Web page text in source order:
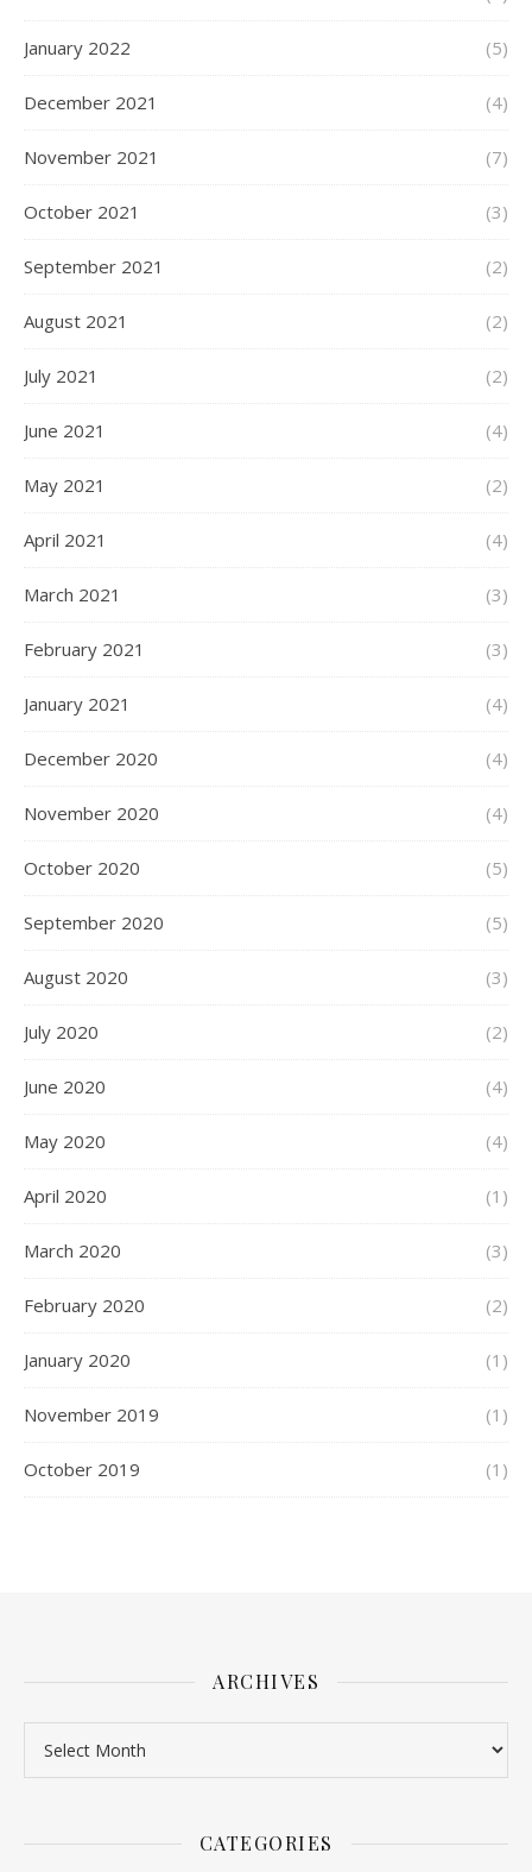
January 2022 (5)
December 2021 (4)
November 2021 (7)
October 2021 (3)
September 2021 (2)
August 2021 (2)
July 2021 (2)
June 2021 (4)
May 2021 (2)
April 2021 (4)
March 2021 (3)
February 2021 (3)
January 2021 (4)
December 2020 (4)
November 2020 (4)
October 2020 (5)
September 2020 (5)
August 2020 (3)
July 2020 (2)
June 2020 (4)
May 2020 (4)
April 2020 (1)
March 2020 (3)
February 2020 (2)
January 2020 (1)
November 2019 (1)
October 2019 (1)
ARCHIVES
CATEGORIES